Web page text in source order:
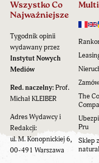
Wszystko Co
Najważniejsze
Tygodnik opinii
wydawany przez
Instytut Nowych
Mediów
Red. naczelny:Prof.
Michał KLEIBER
Adres Wydawcy i
Redakcji:
ul. M. Konopnickiej 6,
00-491 Warszawa
The
Pru
Sklep